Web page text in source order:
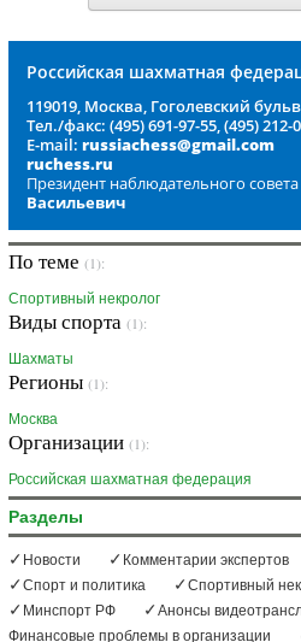
Российская шахматная
119019, Москва, Гоголевский
Тел./факс: (495) 691-97-55, (495) 212-
E-mail: russiachess@gmail.com
ruchess.ru
Президент наблюдательного совета
Васильевич
По теме (1):
Спортивный некролог
Виды спорта (1):
Шахматы
Регионы (1):
Москва
Организации (1):
Российская шахматная федерация
Разделы
Новости Комментарии экспертов
Спорт и политика
Спортивный
Минспорт РФ
Анонсы
Финансовые проблемы в организации